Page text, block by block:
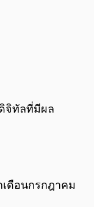
จิทัลที่มีผล
เดือนกรกฎาคม